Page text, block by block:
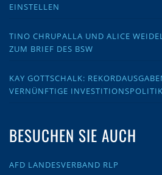
EINSTELLEN
TINO CHRUPALLA UND ALICE
ZUM BRIEF DES BSW
KAY GOTTSCHALK:
VERNÜNFTIGE INVESTITIONSPOLITIK
BESUCHEN SIE AUCH
AFD LANDESVERBAND RLP